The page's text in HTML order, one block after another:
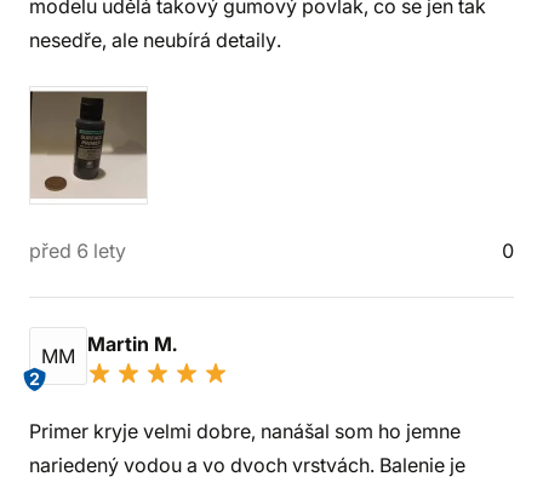
modelu udělá takový gumový povlak, co se jen tak
nesedře, ale neubírá detaily.
před 6 lety 0
MM
2
Martin M.
Primer kryje velmi dobre, nanášal som ho jemne
nariedený vodou a vo dvoch vrstvách. Balenie je